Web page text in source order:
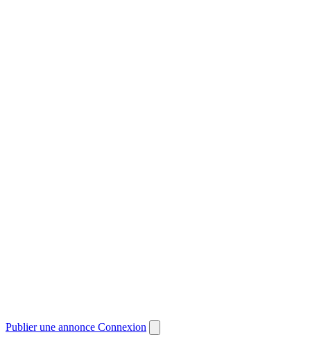
Publier une annonce Connexion